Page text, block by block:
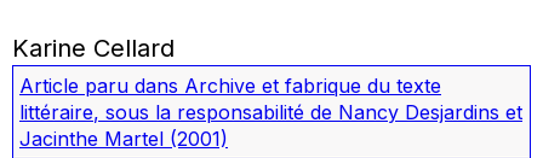
Karine Cellard
Article paru dans Archive et fabrique du texte
littéraire, sous la responsabilité de Nancy Desjardins et
Jacinthe Martel (2001)